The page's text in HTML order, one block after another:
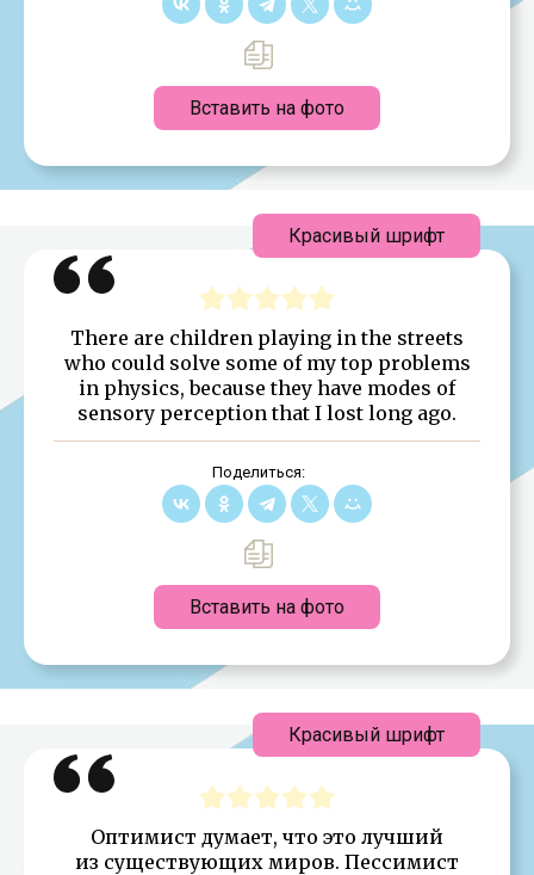
Вставить на фото
There are children playing in the streets
who could solve some of my top problems
in physics, because they have modes of
sensory perception that I lost long ago.
Поделиться:
Вставить на фото
Красивый шрифт
Оптимист думает, что это лучший
из существующих миров. Пессимист
Красивый шрифт